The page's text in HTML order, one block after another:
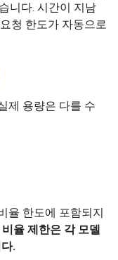
니다. 시간이 지남
청 한도가 자동으로
제 용량은 다를 수
율 한도에 포함되지
율 제한은 각 모델
.